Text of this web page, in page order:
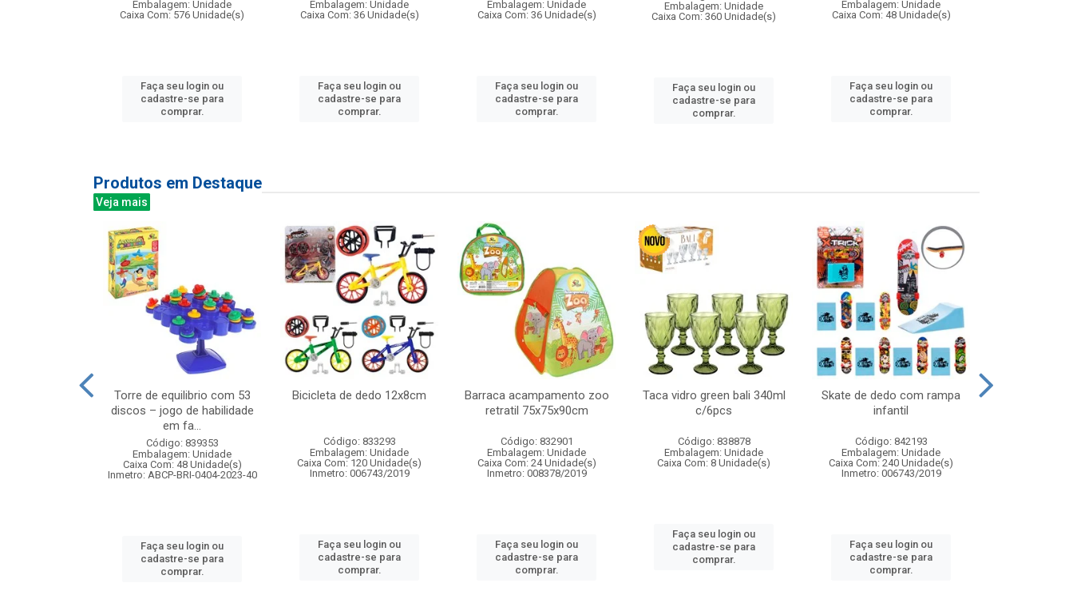
Embalagem: Unidade
Caixa Com: 576 Unidade(s)
Faça seu login ou
cadastre-se para
comprar.
Embalagem: Unidade
Caixa Com: 36 Unidade(s)
Faça seu login ou
cadastre-se para
comprar.
Embalagem: Unidade
Caixa Com: 36 Unidade(s)
Faça seu login ou
cadastre-se para
comprar.
Embalagem: Unidade
Caixa Com: 360 Unidade(s)
Faça seu login ou
cadastre-se para
comprar.
Embalagem: Unidade
Caixa Com: 48 Unidade(s)
Faça seu login ou
cadastre-se para
comprar.
Produtos em Destaque
Veja mais
Torre de equilibrio com 53
discos – jogo de habilidade
em fa...
Código: 839353
Embalagem: Unidade
Caixa Com: 48 Unidade(s)
Inmetro: ABCP-BRI-0404-2023-40
Faça seu login ou
cadastre-se para
comprar.
Bicicleta de dedo 12x8cm
Código: 833293
Embalagem: Unidade
Caixa Com: 120 Unidade(s)
Inmetro: 006743/2019
Faça seu login ou
cadastre-se para
comprar.
Barraca acampamento zoo
retratil 75x75x90cm
Código: 832901
Embalagem: Unidade
Caixa Com: 24 Unidade(s)
Inmetro: 008378/2019
Faça seu login ou
cadastre-se para
comprar.
Taca vidro green bali 340ml
c/6pcs
Código: 838878
Embalagem: Unidade
Caixa Com: 8 Unidade(s)
Faça seu login ou
cadastre-se para
comprar.
Skate de dedo com rampa
infantil
Código: 842193
Embalagem: Unidade
Caixa Com: 240 Unidade(s)
Inmetro: 006743/2019
Faça seu login ou
cadastre-se para
comprar.